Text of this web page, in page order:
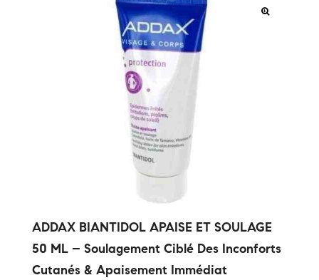
ADDAX BIANTIDOL APAISE ET SOULAGE
50 ML – Soulagement Ciblé Des Inconforts
Cutanés & Apaisement Immédiat